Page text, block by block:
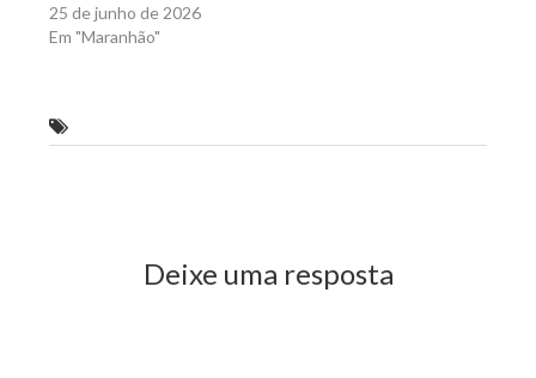
25 de junho de 2026
Em "Maranhão"
Deixe uma resposta